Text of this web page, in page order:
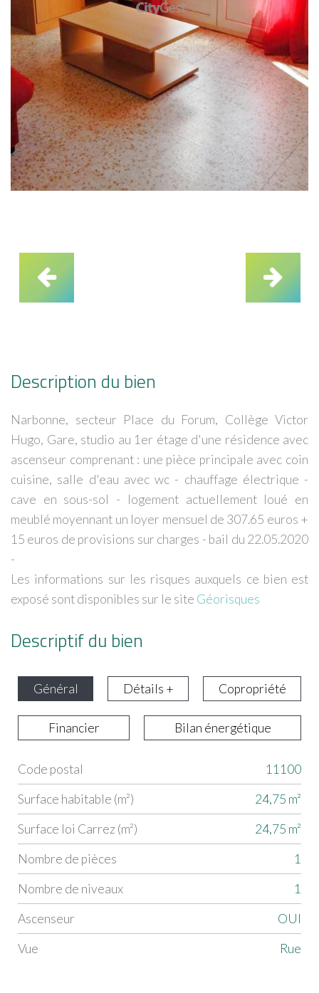
Description du bien
Narbonne, secteur Place du Forum, Collège Victor
Hugo, Gare, studio au 1er étage d'une résidence avec
ascenseur comprenant : une pièce principale avec coin
cuisine, salle d'eau avec wc - chauffage électrique -
cave en sous-sol - logement actuellement loué en
meublé moyennant un loyer mensuel de 307.65 euros +
15 euros de provisions sur charges - bail du 22.05.2020
-
Les informations sur les risques auxquels ce bien est
exposé sont disponibles sur le site Géorisques
Descriptif du bien
Général Détails + Copropriété
Financier Bilan énergétique
Label Value
Code postal
11100
Surface habitable (m²)
24,75 m²
Surface loi Carrez (m²)
24,75 m²
Nombre de pièces
1
Nombre de niveaux
1
Ascenseur
OUI
Vue
rue